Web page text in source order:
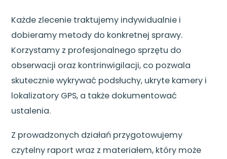
Każde zlecenie traktujemy indywidualnie i
dobieramy metody do konkretnej sprawy.
Korzystamy z profesjonalnego sprzętu do
obserwacji oraz kontrinwigilacji, co pozwala
skutecznie wykrywać podsłuchy, ukryte kamery i
lokalizatory GPS, a także dokumentować
ustalenia.
Z prowadzonych działań przygotowujemy
czytelny raport wraz z materiałem, który może